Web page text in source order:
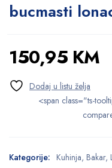
bucmasti
150,95 KM
<span class="ts-
Kategorije: Kuhinja, Bakar,